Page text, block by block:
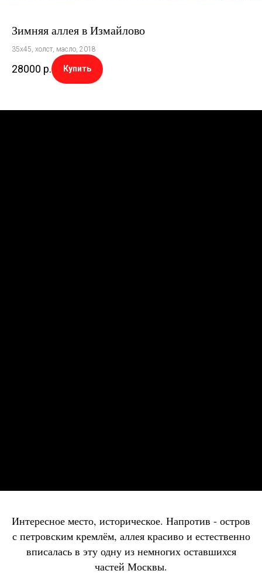
Зимняя аллея в Измайлово
35х45, холст, масло, 2018
28000 р. Купить
Интересное место, историческое. Напротив - остров
с петровским кремлём, аллея красиво и естественно
вписалась в эту одну из немногих оставшихся
частей Москвы.